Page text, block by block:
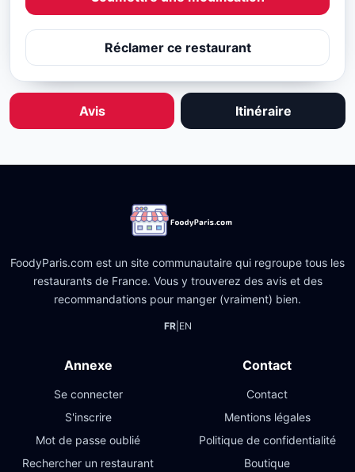
Réclamer ce restaurant
Avis Itinéraire
FoodyParis.com est un site communautaire qui regroupe tous les
restaurants de France. Vous y trouverez des avis et des
recommandations pour manger (vraiment) bien.
FR| EN
Annexe
Se connecter
S'inscrire
Mot de passe oublié
Rechercher un restaurant
Contact
Contact
Mentions légales
Politique de confidentialité
Boutique